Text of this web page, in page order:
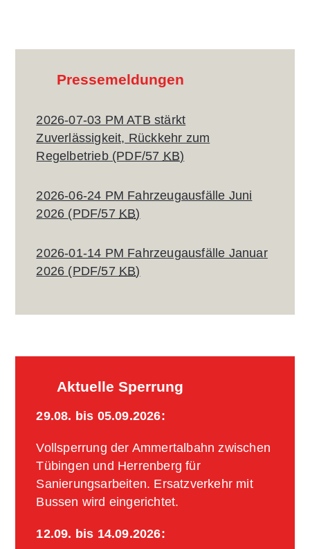
Pressemeldungen
2026-07-03 PM ATB stärkt
Zuverlässigkeit, Rückkehr zum
Regelbetrieb (PDF/57 KB)
2026-06-24 PM Fahrzeugausfälle Juni
2026 (PDF/57 KB)
2026-01-14 PM Fahrzeugausfälle Januar
2026 (PDF/57 KB)
Aktuelle Sperrung
29.08. bis 05.09.2026:
Vollsperrung der Ammertalbahn zwischen
Tübingen und Herrenberg für
Sanierungsarbeiten. Ersatzverkehr mit
Bussen wird eingerichtet.
12.09. bis 14.09.2026: